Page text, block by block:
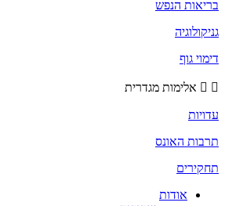
בריאות הנפש
גניקולוגיה
דימוי גוף
אלימות מגדרית
עדויות
תרבות האונס
תחקירים
אודות